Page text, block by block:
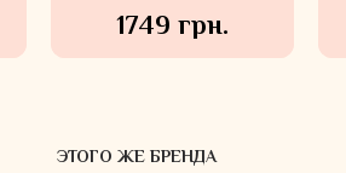
1749 грн.
ЭТОГО ЖЕ БРЕНДА